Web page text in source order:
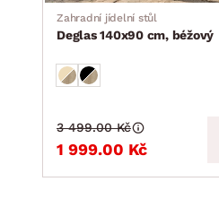
Zahradní jídelní stůl
Deglas 140x90 cm, béžový
1 999.00 Kč
3 499.00 Kč